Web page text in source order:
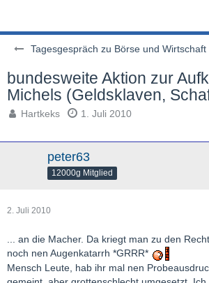
Tagesgespräch zu Börse und Wirtschaft
bundesweite Aktion zur
Michels (Geldsklaven,
Hartkeks 1. Juli 2010
peter63
12000g Mitglied
2. Juli 2010
... an die Macher. Da kriegt man zu den
noch nen Augenkatarrh *GRRR*
Mensch Leute, hab ihr mal nen